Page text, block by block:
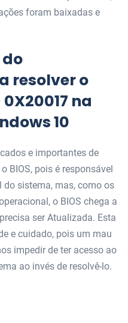
foram baixadas e
do
resolver o
0X20017 na
10
e importantes de
BIOS, pois é responsável
sistema, mas, como os
o BIOS chega a
ser Atualizada. Esta
e cuidado, pois um mau
impedir de ter acesso ao
ao invés de resolvê-lo.